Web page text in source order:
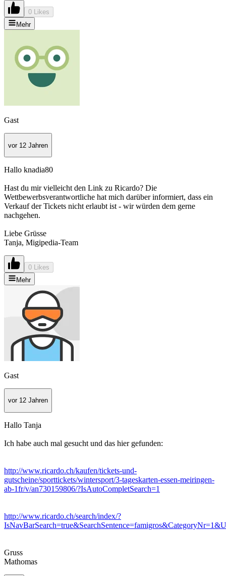
0 Likes
Mehr
Gast
vor 12 Jahren
Hallo knadia80
Hast du mir vielleicht den Link zu Ricardo? Die
Wettbewerbsverantwortliche hat mich darüber informiert, dass ein
Verkauf der Tickets nicht erlaubt ist - wir würden dem gerne
nachgehen.
Liebe Grüsse
Tanja, Migipedia-Team
0 Likes
Mehr
Gast
vor 12 Jahren
Hallo Tanja
Ich habe auch mal gesucht und das hier gefunden:
http://www.ricardo.ch/kaufen/tickets-und-
gutscheine/sporttickets/wintersport/3-tageskarten-essen-meiringen-
ab-1fr/v/an730159806/?IsAutoCompletSearch=1
http://www.ricardo.ch/search/index/?
Gruss
Mathomas